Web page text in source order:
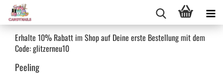
Erhalte 10% Rabatt im Shop auf Deine erste Bestellung mit dem
Code: glitzerneu10
Peeling